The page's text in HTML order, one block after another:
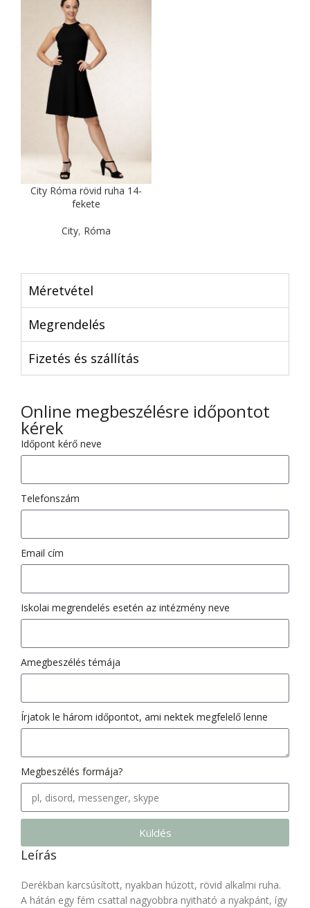
City Róma rövid ruha 14-
fekete
City, Róma
Méretvétel
Megrendelés
Fizetés és szállítás
Online megbeszélésre időpontot
kérek
Időpont kérő neve
Telefonszám
Email cím
Iskolai megrendelés esetén az intézmény neve
Amegbeszélés témája
Írjatok le három időpontot, ami nektek megfelelő lenne
Megbeszélés formája?
Küldés
Leírás
Derékban karcsúsított, nyakban húzott, rövid alkalmi ruha.
A hátán egy fém csattal nagyobbra nyitható a nyakpánt, így